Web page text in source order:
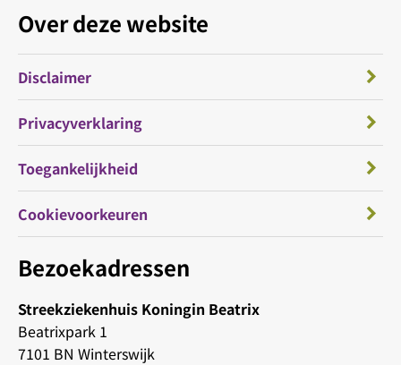
Bezoekadressen
Streekziekenhuis Koningin Beatrix
Beatrixpark 1
7101 BN Winterswijk
Over deze website
Disclaimer
Privacyverklaring
Toegankelijkheid
Cookievoorkeuren